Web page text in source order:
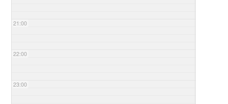
21:00
22:00
23:00